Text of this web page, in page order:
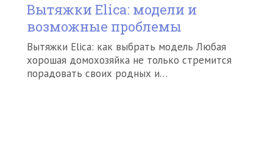
Вытяжки Elica: модели и
возможные проблемы
Вытяжки Elica: как выбрать модель Любая
хорошая домохозяйка не только стремится
порадовать своих родных и…